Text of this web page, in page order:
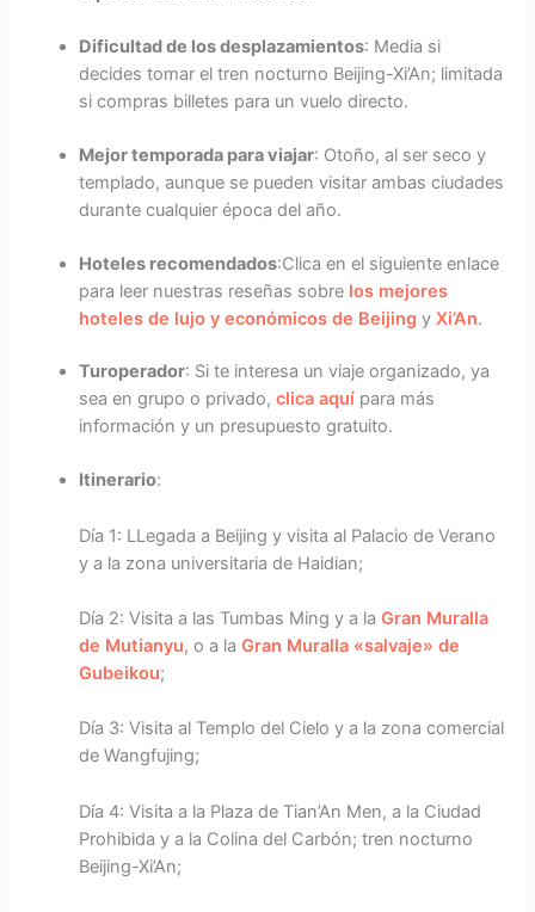
Dificultad de los desplazamientos: Media si
decides tomar el tren nocturno Beijing-Xi’An; limitada
si compras billetes para un vuelo directo.
Mejor temporada para viajar: Otoño, al ser seco y
templado, aunque se pueden visitar ambas ciudades
durante cualquier época del año.
Hoteles recomendados:Clica en el siguiente enlace
para leer nuestras reseñas sobre los mejores
hoteles de lujo y económicos de Beijing yXi’An.
Turoperador: Si te interesa un viaje organizado, ya
sea en grupo o privado,clica aquí para más
información y un presupuesto gratuito.
Itinerario:
Día 1: LLegada a Beijing y visita al Palacio de Verano
y a la zona universitaria de Haidian;
Día 2: Visita a las Tumbas Ming y a laGran Muralla
de Mutianyu, o a laGran Muralla «salvaje» de
Gubeikou;
Día 3: Visita al Templo del Cielo y a la zona comercial
de Wangfujing;
Día 4: Visita a la Plaza de Tian’An Men, a la Ciudad
Prohibida y a la Colina del Carbón; tren nocturno
Beijing-Xi’An;